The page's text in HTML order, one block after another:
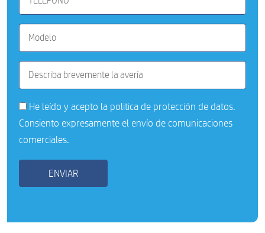
He leído y acepto lapolitica de protección de datos.
Consiento expresamente el envío de comunicaciones
comerciales.